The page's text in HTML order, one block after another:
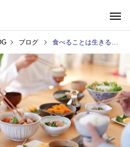
ブログ 食べることは生きること♫